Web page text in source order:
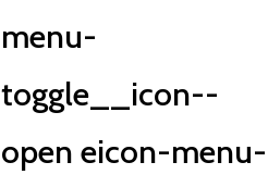
menu-
toggle__icon--
open eicon-menu-